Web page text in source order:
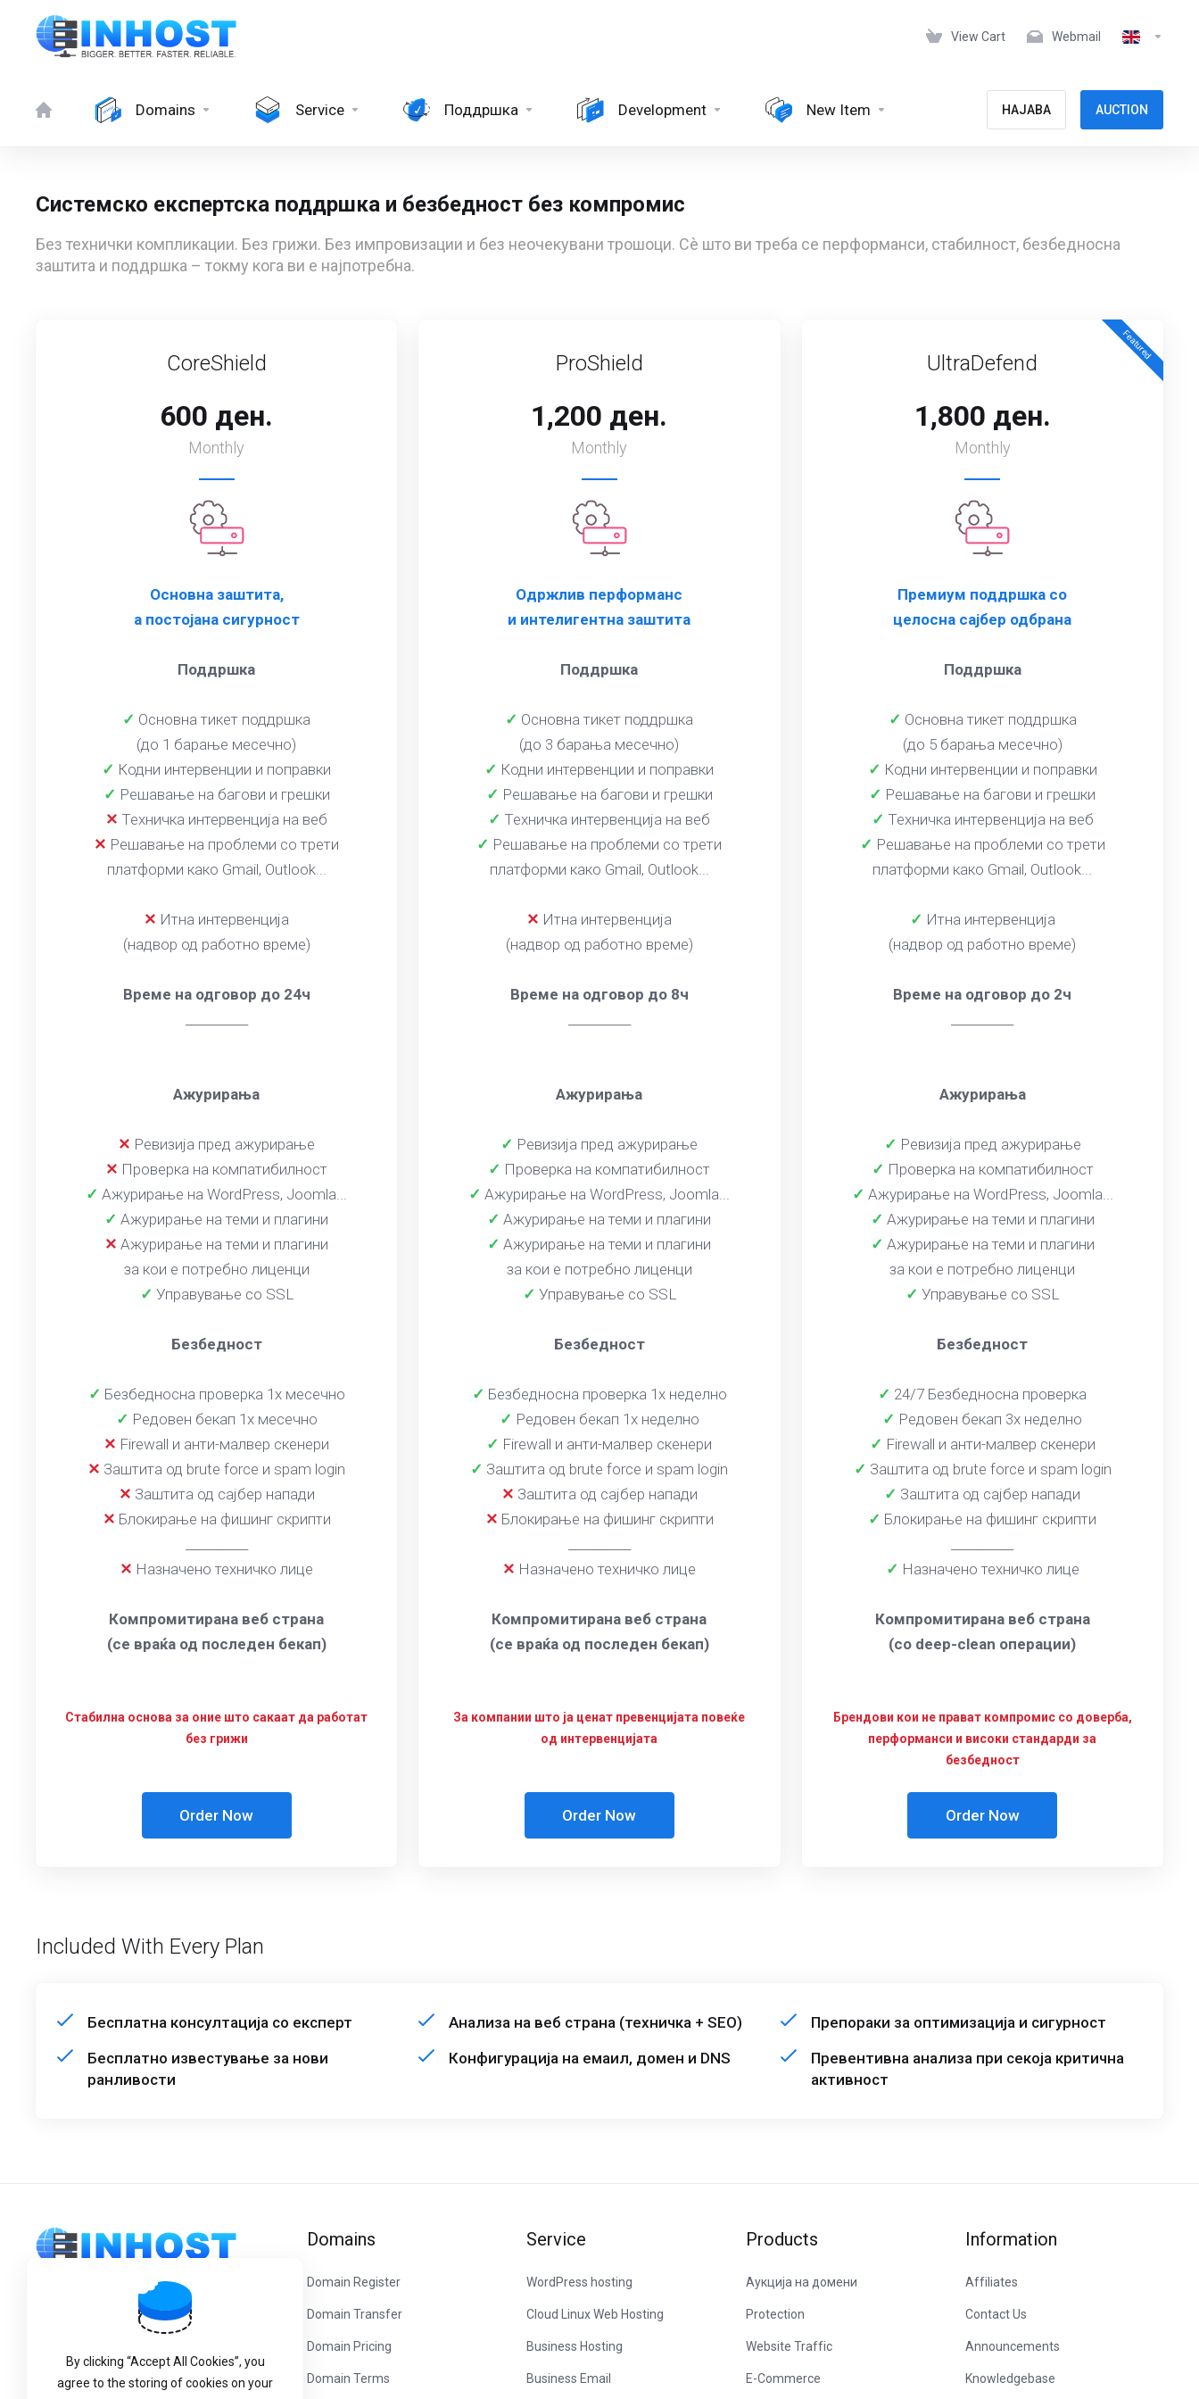
View Cart Webmail
Domains Service Поддршка Development New Item НАЈАВА AUCTION
Системско експертска поддршка и безбедност без компромис
Без технички компликации. Без грижи. Без импровизации и без неочекувани трошоци. Сè што ви треба се перформанси, стабилност, безбедносна
заштита и поддршка – токму кога ви е најпотребна.
CoreShield
600 ден.
Monthly
Основна заштита,
а постојана сигурност
Поддршка
✓ Основна тикет поддршка
(до 1 барање месечно)
✓ Кодни интервенции и поправки
✓ Решавање на багови и грешки
✕ Техничка интервенција на веб
✕ Решавање на проблеми со трети
платформи како Gmail, Outlook...
✕ Итна интервенција
(надвор од работно време)
Време на одговор до 24ч
Ажурирања
✕ Ревизија пред ажурирање
✕ Проверка на компатибилност
✓Ажурирање на WordPress, Joomla...
✓Ажурирање на теми и плагини
✕Ажурирање на теми и плагини
за кои е потребно лиценци
✓ Управување со SSL
Безбедност
✓ Безбедносна проверка 1x месечно
✓ Редовен бекап 1x месечно
✕ Firewall и анти-малвер скенери
✕ Заштита од brute force и spam login
✕ Заштита од сајбер напади
✕ Блокирање на фишинг скрипти
✕ Назначено техничко лице
Компромитирана веб страна
(се враќа од последен бекап)
Стабилна основа за оние што сакаат да работат
без грижи
Order Now
ProShield
1,200 ден.
Monthly
Одржлив перформанс
и интелигентна заштита
Поддршка
✓ Основна тикет поддршка
(до 3 барања месечно)
✓ Кодни интервенции и поправки
✓ Решавање на багови и грешки
✓ Техничка интервенција на веб
✓ Решавање на проблеми со трети
платформи како Gmail, Outlook...
✕ Итна интервенција
(надвор од работно време)
Време на одговор до 8ч
Ажурирања
✓ Ревизија пред ажурирање
✓ Проверка на компатибилност
✓Ажурирање на WordPress, Joomla...
✓Ажурирање на теми и плагини
✓Ажурирање на теми и плагини
за кои е потребно лиценци
✓ Управување со SSL
Безбедност
✓ Безбедносна проверка 1x неделно
✓ Редовен бекап 1x неделно
✓ Firewall и анти-малвер скенери
✓ Заштита од brute force и spam login
✕ Заштита од сајбер напади
✕ Блокирање на фишинг скрипти
✕ Назначено техничко лице
Компромитирана веб страна
(се враќа од последен бекап)
За компании што ја ценат превенцијата повеќе
од интервенцијата
Order Now
Featured
UltraDefend
1,800 ден.
Monthly
Премиум поддршка со
целосна сајбер одбрана
Поддршка
✓ Основна тикет поддршка
(до 5 барања месечно)
✓ Кодни интервенции и поправки
✓ Решавање на багови и грешки
✓ Техничка интервенција на веб
✓ Решавање на проблеми со трети
платформи како Gmail, Outlook...
✓ Итна интервенција
(надвор од работно време)
Време на одговор до 2ч
Ажурирања
✓ Ревизија пред ажурирање
✓ Проверка на компатибилност
✓ Ажурирање на WordPress, Joomla...
✓ Ажурирање на теми и плагини
✓ Ажурирање на теми и плагини
за кои е потребно лиценци
✓Управување со SSL
Безбедност
✓ 24/7 Безбедносна проверка
✓ Редовен бекап 3x неделно
✓ Firewall и анти-малвер скенери
✓ Заштита од brute force и spam login
✓ Заштита од сајбер напади
✓ Блокирање на фишинг скрипти
✓ Назначено техничко лице
Компромитирана веб страна
(со deep-clean операции)
Брендови кои не прават компромис со доверба,
перформанси и високи стандарди за
безбедност
Order Now
Included With Every Plan
Бесплатна консултација со експерт Анализа на веб страна (техничка + SEO)
Препораки за оптимизација и сигурност
Бесплатно известување за нови
ранливости
Конфигурација на емаил, домен и DNS
Превентивна анализа при секоја критична
активност
Get in touch with us!
Process In Ltd.
Никола Русински 29/38 Скопје
Domains
Domain Register
Domain Transfer
Domain Pricing
Domain Terms
Service
WordPress hosting
Cloud Linux Web Hosting
Business Hosting
Business Email
Products
Аукција на домени
Protection
Website Traffic
E-Commerce
Information
Affiliates
Contact Us
Announcements
Knowledgebase
By clicking “Accept All Cookies”, you
agree to the storing of cookies on your